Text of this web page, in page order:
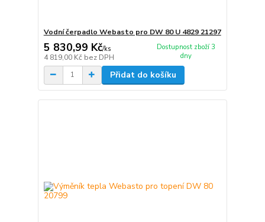
Vodní čerpadlo Webasto pro DW 80 U 4829 21297
5 830,99 Kč/ks
4 819,00 Kč bez DPH
Dostupnost zboží 3
dny
Přidat do košíku